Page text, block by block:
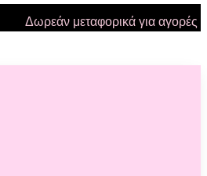
Δωρεάν μεταφορικά για αγορές